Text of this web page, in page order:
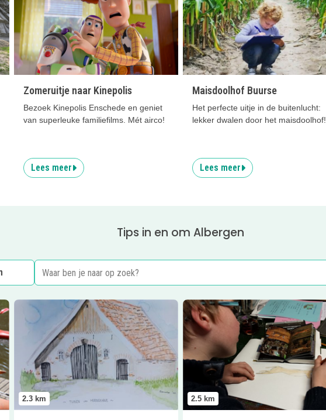
Zomeruitje naar Kinepolis
Bezoek Kinepolis Enschede en geniet
van superleuke familiefilms. Mét airco!
Lees meer
Maisdoolhof Buurse
Het perfecte uitje in de buitenlucht:
lekker dwalen door het maisdoolhof!
Lees meer
Tips in en om Albergen
2.3 km
Lees meer Tuinen van Herinckhave
2.5 km
Lees meer Kunstschool ´t Alding